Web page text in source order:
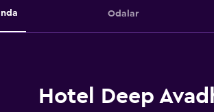
Odalar
Hotel Deep